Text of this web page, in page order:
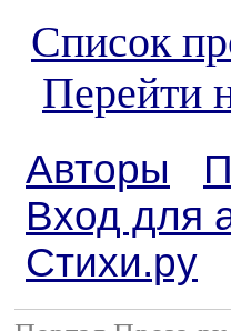
Список
Перейти
Авторы
Вход для
Стихи.ру